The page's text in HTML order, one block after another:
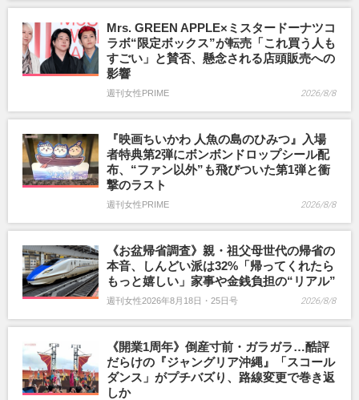
Mrs. GREEN APPLE×ミスタードーナツコ
ラボ“限定ボックス”が転売「これ買う人も
すごい」と賛否、懸念される店頭販売への
影響
週刊女性PRIME 2026/8/8
『映画ちいかわ 人魚の島のひみつ』入場
者特典第2弾にボンボンドロップシール配
布、“ファン以外”も飛びついた第1弾と衝
撃のラスト
週刊女性PRIME 2026/8/8
《お盆帰省調査》親・祖父母世代の帰省の
本音、しんどい派は32%「帰ってくれたら
もっと嬉しい」家事や金銭負担の“リアル”
週刊女性2026年8月18日・25日号 2026/8/8
《開業1周年》倒産寸前・ガラガラ…酷評
だらけの『ジャングリア沖縄』「スコール
ダンス」がプチバズり、路線変更で巻き返
しか